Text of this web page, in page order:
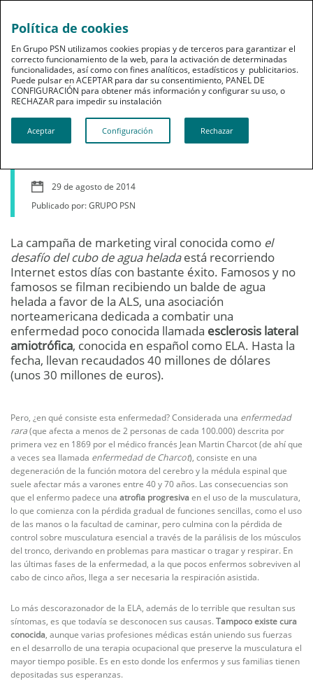
Dependencia
Cubos de agua helada,
29 de agosto de 2014
Publicado por: GRUPO PSN
La campaña de marketing viral conocida como el
desafío del cubo de agua heladaestá recorriendo
Internet estos días con bastante éxito. Famosos y no
famosos se filman recibiendo un balde de agua
helada a favor de la ALS, una asociación
norteamericana dedicada a combatir una
enfermedad poco conocida llamada esclerosis lateral
amiotrófica, conocida en español como ELA. Hasta la
fecha, llevan recaudados 40 millones de dólares
(unos 30 millones de euros).
Pero, ¿en qué consiste esta enfermedad? Considerada una enfermedad
rara(que afecta a menos de 2 personas de cada 100.000) descrita por
primera vez en 1869 por el médico francés Jean Martin Charcot (de ahí que
a veces sea llamada enfermedad de Charcot), consiste en una
degeneración de la función motora del cerebro y la médula espinal que
suele afectar más a varones entre 40 y 70 años. Las consecuencias son
que el enfermo padece una atrofia progresivaen el uso de la musculatura,
lo que comienza con la pérdida gradual de funciones sencillas, como el uso
de las manos o la facultad de caminar, pero culmina con la pérdida de
control sobre musculatura esencial a través de la parálisis de los músculos
del tronco, derivando en problemas para masticar o tragar y respirar. En
las últimas fases de la enfermedad, a la que pocos enfermos sobreviven al
cabo de cinco años, llega a ser necesaria la respiración asistida.
Lo más descorazonador de la ELA, además de lo terrible que resultan sus
síntomas, es que todavía se desconocen sus causas.Tampoco existe cura
conocida, aunque varias profesiones médicas están uniendo sus fuerzas
en el desarrollo de una terapia ocupacional que preserve la musculatura el
mayor tiempo posible. Es en esto donde los enfermos y sus familias tienen
depositadas sus esperanzas.
Política de cookies
En Grupo PSN utilizamos cookies propias y de terceros para garantizar el
correcto funcionamiento de la web, para la activación de determinadas
funcionalidades, así como con fines analíticos, estadísticos y publicitarios.
Puede pulsar en ACEPTAR para dar su consentimiento, PANEL DE
CONFIGURACIÓN para obtener más información y configurar su uso, o
RECHAZAR para impedir su instalación​​​​​​​
Aceptar Configuración Rechazar